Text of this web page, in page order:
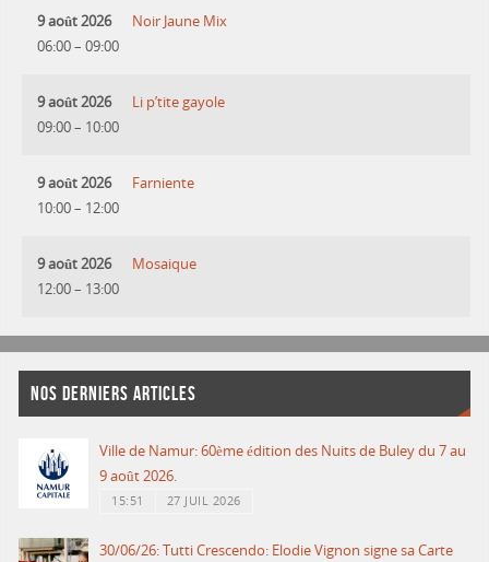
9 août 2026
06:00– 09:00
Noir Jaune Mix
9 août 2026
09:00– 10:00
Li p’tite gayole
9 août 2026
10:00– 12:00
Farniente
9 août 2026
12:00– 13:00
Mosaique
NOS DERNIERS ARTICLES
Ville de Namur: 60ème édition des Nuits de Buley du 7 au
9 août 2026.
15:51 27 JUIL 2026
30/06/26: Tutti Crescendo: Elodie Vignon signe sa Carte